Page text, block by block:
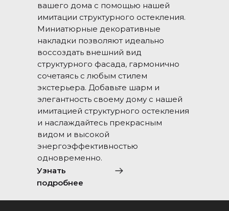
вашего дома с помощью нашей
имитации структурного остекления.
Миниатюрные декоративные
накладки позволяют идеально
воссоздать внешний вид
структурного фасада, гармонично
сочетаясь с любым стилем
экстерьера. Добавьте шарм и
элегантность своему дому с нашей
имитацией структурного остекления
и наслаждайтесь прекрасным
видом и высокой
энергоэффективностью
одновременно.
Узнать
подробнее